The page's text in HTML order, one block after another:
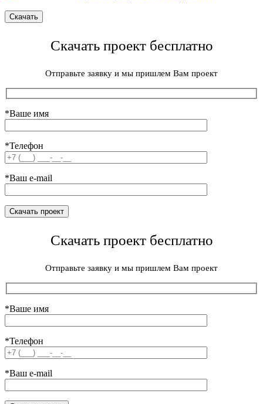
Скачать проект бесплатно
Отправьте заявку и мы пришлем Вам проект
*Ваше имя
*Телефон
*Ваш e-mail
Скачать проект бесплатно
Отправьте заявку и мы пришлем Вам проект
*Ваше имя
*Телефон
*Ваш e-mail